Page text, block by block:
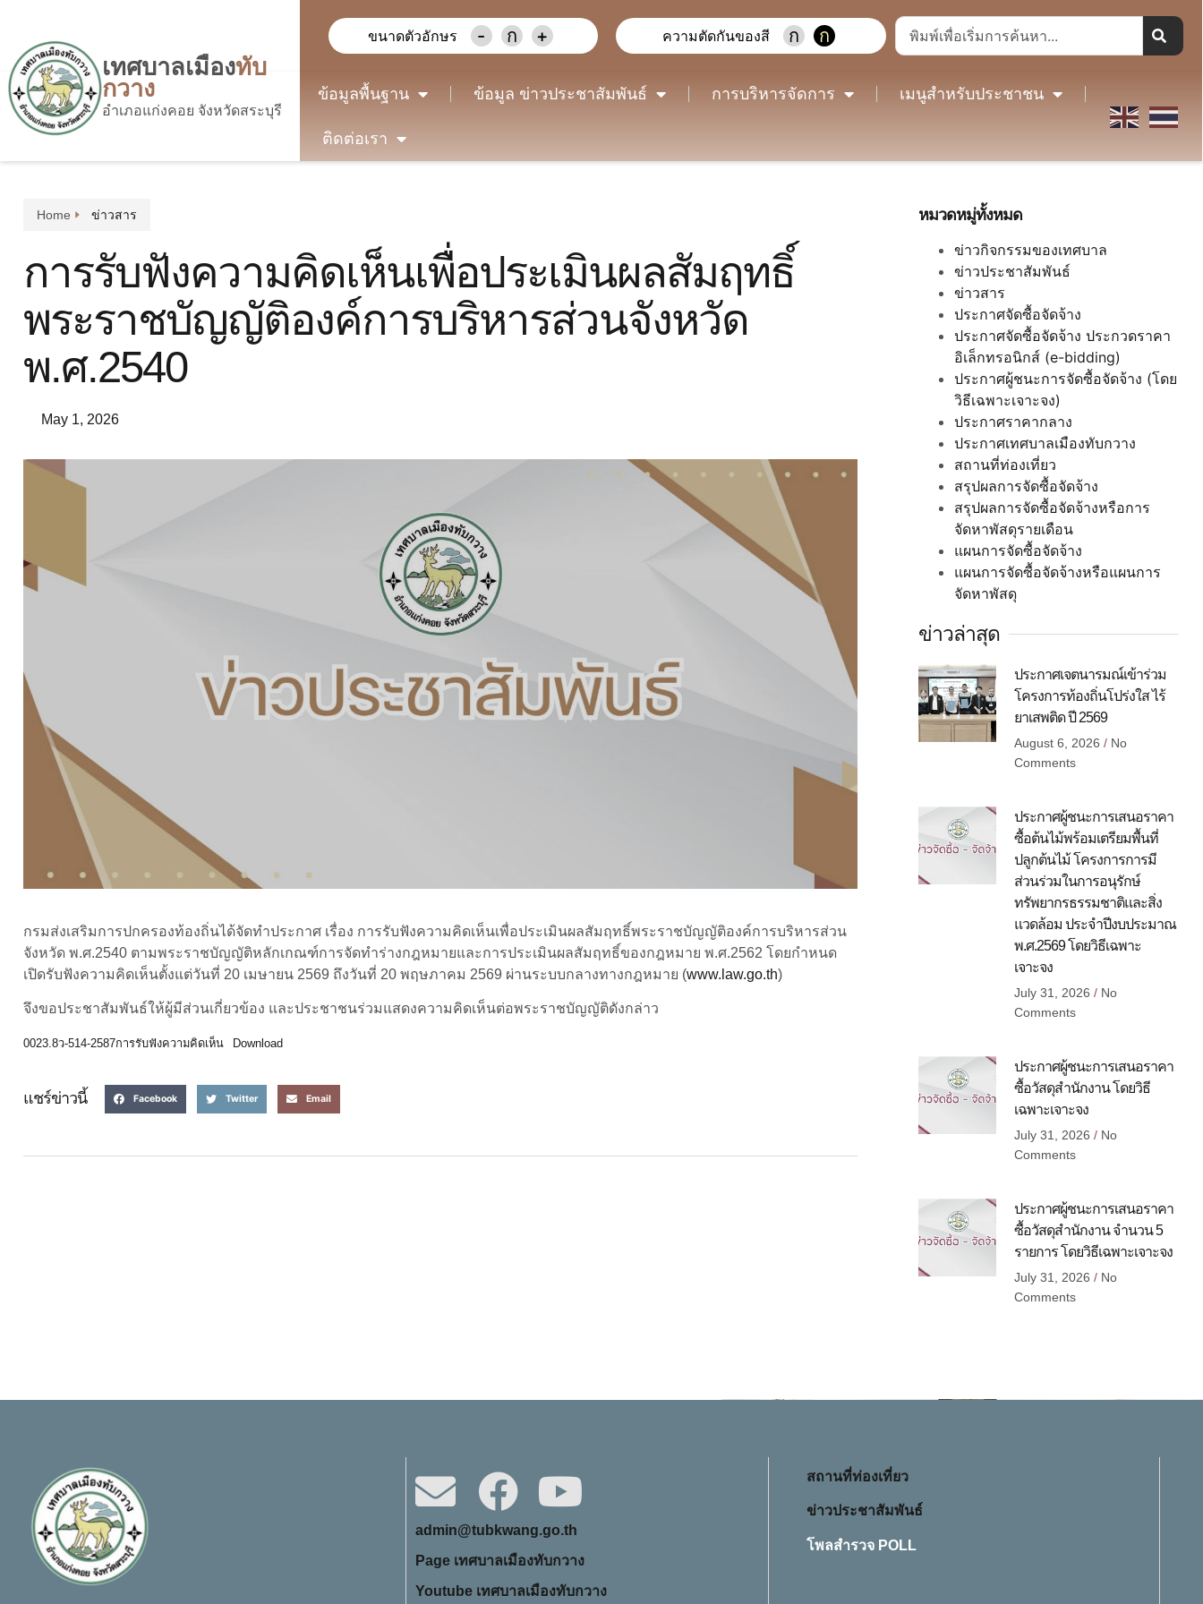
ขนาดตัวอักษร - ก + ความตัดกันของสี ก ก
เทศบาลเมืองทับ
กวาง
อำเภอแก่งคอย จังหวัดสระบุรี
ข้อมูลพื้นฐาน ข้อมูล ข่าวประชาสัมพันธ์ การบริหารจัดการ เมนูสำหรับประชาชน
ติดต่อเรา
Home ข่าวสาร
การรับฟังความคิดเห็นเพื่อประเมินผลสัมฤทธิ์
พระราชบัญญัติองค์การบริหารส่วนจังหวัด
พ.ศ.2540
May 1, 2026
กรมส่งเสริมการปกครองท้องถิ่นได้จัดทำประกาศ เรื่อง การรับฟังความคิดเห็นเพื่อประเมินผลสัมฤทธิ์พระราชบัญญัติองค์การบริหารส่วน
จังหวัด พ.ศ.2540 ตามพระราชบัญญัติหลักเกณฑ์การจัดทำร่างกฎหมายและการประเมินผลสัมฤทธิ์ของกฎหมาย พ.ศ.2562 โดยกำหนด
เปิดรับฟังความคิดเห็นตั้งแต่วันที่ 20 เมษายน 2569 ถึงวันที่ 20 พฤษภาคม 2569 ผ่านระบบกลางทางกฎหมาย (www.law.go.th)
จึงขอประชาสัมพันธ์ให้ผู้มีส่วนเกี่ยวข้อง และประชาชนร่วมแสดงความคิดเห็นต่อพระราชบัญญัติดังกล่าว
0023.8ว-514-2587การรับฟังความคิดเห็น Download
แชร์ข่าวนี้ Facebook Twitter Email
หมวดหมู่ทั้งหมด
ข่าวกิจกรรมของเทศบาล
ข่าวประชาสัมพันธ์
ข่าวสาร
ประกาศจัดซื้อจัดจ้าง
ประกาศจัดซื้อจัดจ้าง ประกวดราคา
อิเล็กทรอนิกส์ (e-bidding)
ประกาศผู้ชนะการจัดซื้อจัดจ้าง (โดย
วิธีเฉพาะเจาะจง)
ประกาศราคากลาง
ประกาศเทศบาลเมืองทับกวาง
สถานที่ท่องเที่ยว
สรุปผลการจัดซื้อจัดจ้าง
สรุปผลการจัดซื้อจัดจ้างหรือการ
จัดหาพัสดุรายเดือน
แผนการจัดซื้อจัดจ้าง
แผนการจัดซื้อจัดจ้างหรือแผนการ
จัดหาพัสดุ
ข่าวล่าสุด
ประกาศเจตนารมณ์เข้าร่วม
โครงการท้องถิ่นโปร่งใส ไร้
ยาเสพติด ปี 2569
August 6, 2026 No
Comments
ประกาศผู้ชนะการเสนอราคา
ซื้อต้นไม้พร้อมเตรียมพื้นที่
ปลูกต้นไม้ โครงการการมี
ส่วนร่วมในการอนุรักษ์
ทรัพยากรธรรมชาติและสิ่ง
แวดล้อม ประจำปีงบประมาณ
พ.ศ.2569 โดยวิธีเฉพาะ
เจาะจง
July 31, 2026 No
Comments
ประกาศผู้ชนะการเสนอราคา
ซื้อวัสดุสำนักงาน โดยวิธี
เฉพาะเจาะจง
July 31, 2026 No
Comments
ประกาศผู้ชนะการเสนอราคา
ซื้อวัสดุสำนักงาน จำนวน 5
รายการ โดยวิธีเฉพาะเจาะจง
July 31, 2026 No
Comments
admin@tubkwang.go.th
Page เทศบาลเมืองทับกวาง
Youtube เทศบาลเมืองทับกวาง
สถานที่ท่องเที่ยว
ข่าวประชาสัมพันธ์
โพลสำรวจ POLL